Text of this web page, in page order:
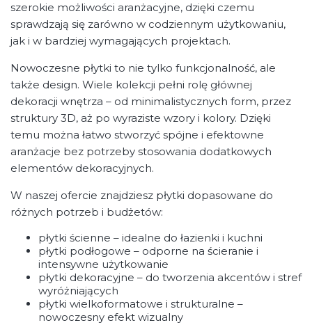
szerokie możliwości aranżacyjne, dzięki czemu
sprawdzają się zarówno w codziennym użytkowaniu,
jak i w bardziej wymagających projektach.
Nowoczesne płytki to nie tylko funkcjonalność, ale
także design. Wiele kolekcji pełni rolę głównej
dekoracji wnętrza – od minimalistycznych form, przez
struktury 3D, aż po wyraziste wzory i kolory. Dzięki
temu można łatwo stworzyć spójne i efektowne
aranżacje bez potrzeby stosowania dodatkowych
elementów dekoracyjnych.
W naszej ofercie znajdziesz płytki dopasowane do
różnych potrzeb i budżetów:
płytki ścienne – idealne do łazienki i kuchni
płytki podłogowe – odporne na ścieranie i
intensywne użytkowanie
płytki dekoracyjne – do tworzenia akcentów i stref
wyróżniających
płytki wielkoformatowe i strukturalne –
nowoczesny efekt wizualny